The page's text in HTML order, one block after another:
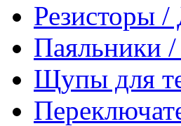
Резисторы /
Паяльники
Щупы для